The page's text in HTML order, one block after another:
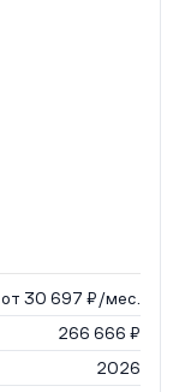
от 30 697 ₽/мес.
266 666 ₽
2026